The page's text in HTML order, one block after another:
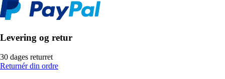
Levering og retur
30 dages returret
Returnér din ordre